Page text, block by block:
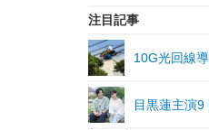
注目記事
10G光回線
目黒蓮主演